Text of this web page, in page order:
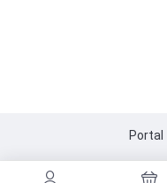
Portal